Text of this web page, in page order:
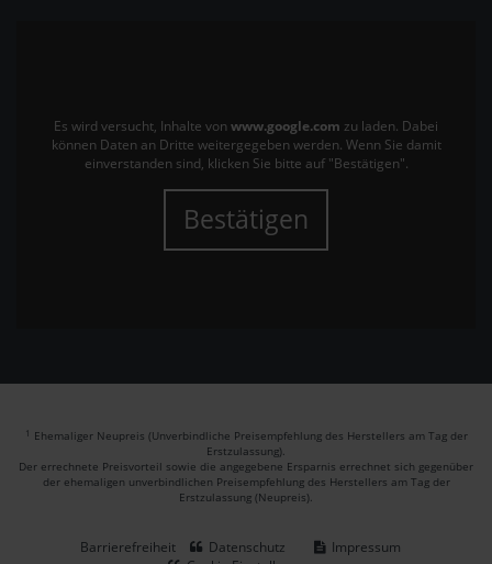
Es wird versucht, Inhalte von www.google.com zu laden. Dabei
können Daten an Dritte weitergegeben werden. Wenn Sie damit
einverstanden sind, klicken Sie bitte auf "Bestätigen".
Bestätigen
1 Ehemaliger Neupreis (Unverbindliche Preisempfehlung des Herstellers am Tag der
Erstzulassung).
Der errechnete Preisvorteil sowie die angegebene Ersparnis errechnet sich gegenüber
der ehemaligen unverbindlichen Preisempfehlung des Herstellers am Tag der
Erstzulassung (Neupreis).
Barrierefreiheit Datenschutz
Impressum